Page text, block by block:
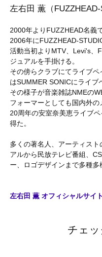
左右田 薫（
2000年よりFUZZHEAD名義
2006年にFUZZHEAD-
活動当初よりMTV、Levi's、
ジュアルを手掛ける。
その傍らクラブにてライブ
はSUMMER SONICにライブ
その様子が音楽雑誌NMEの
フォーマーとしても国内外
20周年の安室奈美恵ライブ
得た。
多くの著名人、アーティス
アルから民放テレビ番組、
ー、ロゴデザインまで多種多
左右田 薫 オフィシャルサイト
チェ